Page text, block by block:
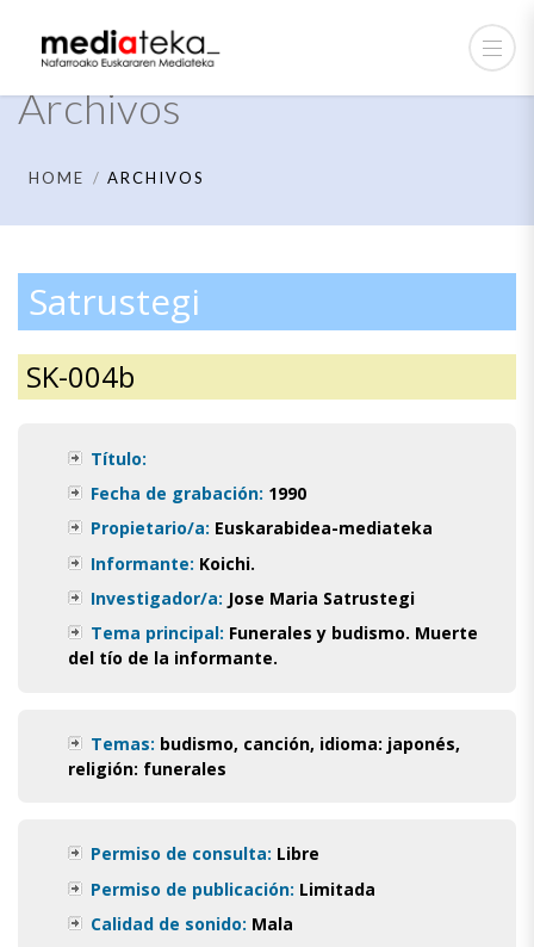
Archivos
HOME ARCHIVOS
Satrustegi
SK-004b
Título:
Fecha de grabación: 1990
Propietario/a: Euskarabidea-mediateka
Informante: Koichi.
Investigador/a: Jose Maria Satrustegi
Tema principal: Funerales y budismo. Muerte
del tío de la informante.
Temas: budismo, canción, idioma: japonés,
religión: funerales
Permiso de consulta: Libre
Permiso de publicación: Limitada
Calidad de sonido: Mala